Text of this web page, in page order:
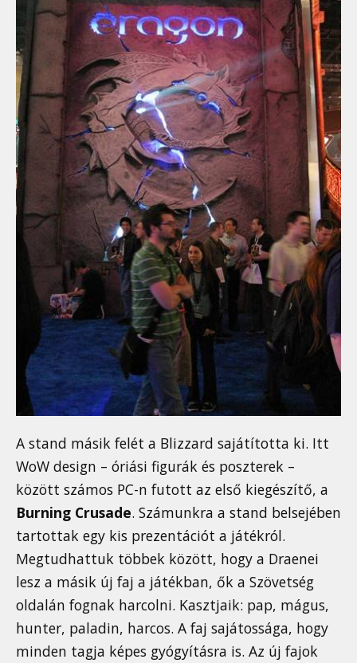
A stand másik felét a Blizzard sajátította ki. Itt
WoW design – óriási figurák és poszterek –
között számos PC-n futott az első kiegészítő, a
Burning Crusade. Számunkra a stand belsejében
tartottak egy kis prezentációt a játékról.
Megtudhattuk többek között, hogy a Draenei
lesz a másik új faj a játékban, ők a Szövetség
oldalán fognak harcolni. Kasztjaik: pap, mágus,
hunter, paladin, harcos. A faj sajátossága, hogy
minden tagja képes gyógyításra is. Az új fajok